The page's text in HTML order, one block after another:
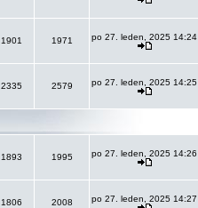
1901 1971 po 27. leden, 2025 14:24
2335 2579 po 27. leden, 2025 14:25
1893 1995 po 27. leden, 2025 14:26
1806 2008 po 27. leden, 2025 14:27